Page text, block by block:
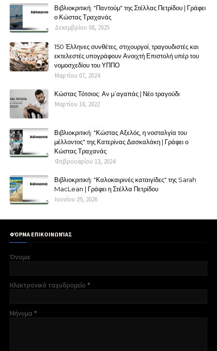
Βιβλιοκριτική: "Παντούμ" της Στέλλας Πετρίδου | Γράφει
ο Κώστας Τραχανάς
Δεκεμβρίου 08, 2025
150 Έλληνες συνθέτες, στιχουργοί, τραγουδιστές και
εκτελεστές υπογράφουν Ανοιχτή Επιστολή υπέρ του
νομοσχεδίου του ΥΠΠΟ
Μαρτίου 07, 2024
Κώστας Τότσιος: Αν μ΄αγαπάς | Νέο τραγούδι
Μαρτίου 18, 2022
Βιβλιοκριτική: "Κώστας Αξελός, η νοσταλγία του
μέλλοντος" της Κατερίνας Δασκαλάκη | Γράφει ο
Κώστας Τραχανάς
Φεβρουαρίου 13, 2024
Βιβλιοκριτική: "Καλοκαιρινές καταιγίδες" της Sarah
MacLean | Γράφει η Στέλλα Πετρίδου
Ιουνίου 29, 2026
ΦΌΡΜΑ ΕΠΙΚΟΙΝΩΝΊΑΣ
Όνομα
Ηλεκτρονικό ταχυδρομείο *
Μήνυμα *